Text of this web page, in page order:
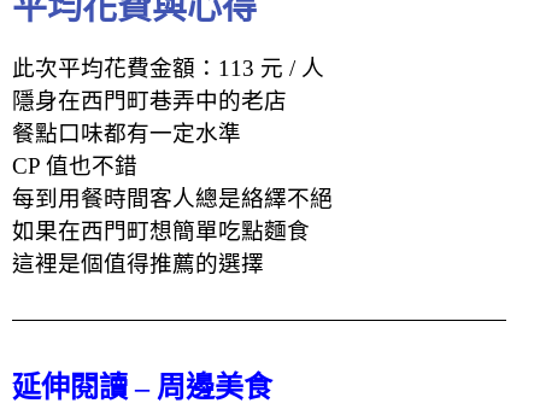
此次平均花費金額：113 元 / 人
隱身在西門町巷弄中的老店
餐點口味都有一定水準
CP 值也不錯
每到用餐時間客人總是絡繹不絕
如果在西門町想簡單吃點麵食
這裡是個值得推薦的選擇
延伸閱讀 – 周邊美食